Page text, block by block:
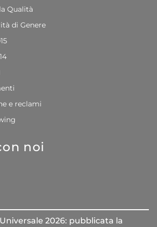
Qualità
di Genere
e reclami
noi
2026: pubblicata la